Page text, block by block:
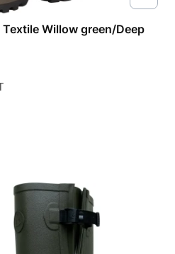
Willow green/Deep